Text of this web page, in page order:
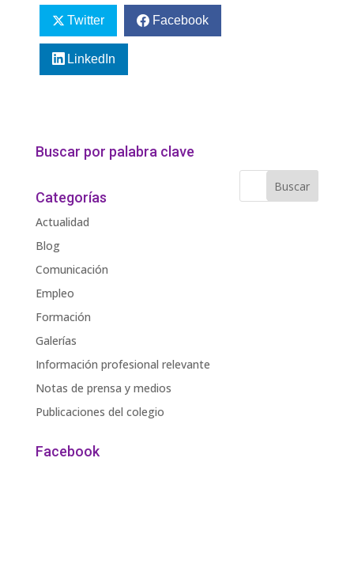
Twitter Facebook
LinkedIn
Buscar por palabra clave
Categorías
Actualidad
Blog
Comunicación
Empleo
Formación
Galerías
Información profesional relevante
Notas de prensa y medios
Publicaciones del colegio
Facebook